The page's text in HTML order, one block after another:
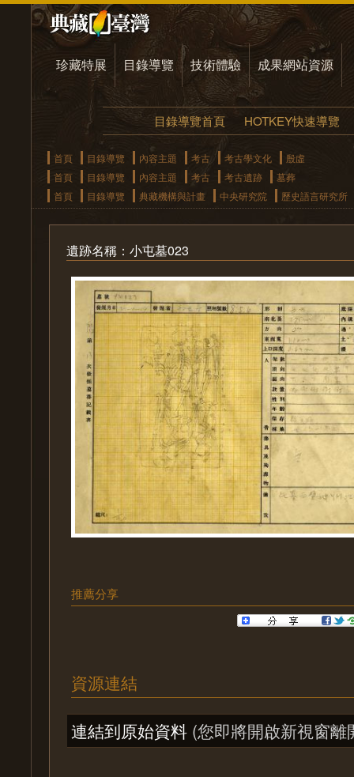
珍藏特展 目錄導覽 技術體驗 成果網站資源
目錄導覽首頁 HOTKEY快速導覽
首頁 目錄導覽 內容主題 考古 考古學文化
殷虛
首頁
目錄導覽 內容主題 考古 考古遺跡
墓葬
首頁
目錄導覽 典藏機構與計畫 中央研究院 歷史語言研究所
遺跡名稱：小屯墓023
推薦分享
資源連結
連結到原始資料 (您即將開啟新視窗離